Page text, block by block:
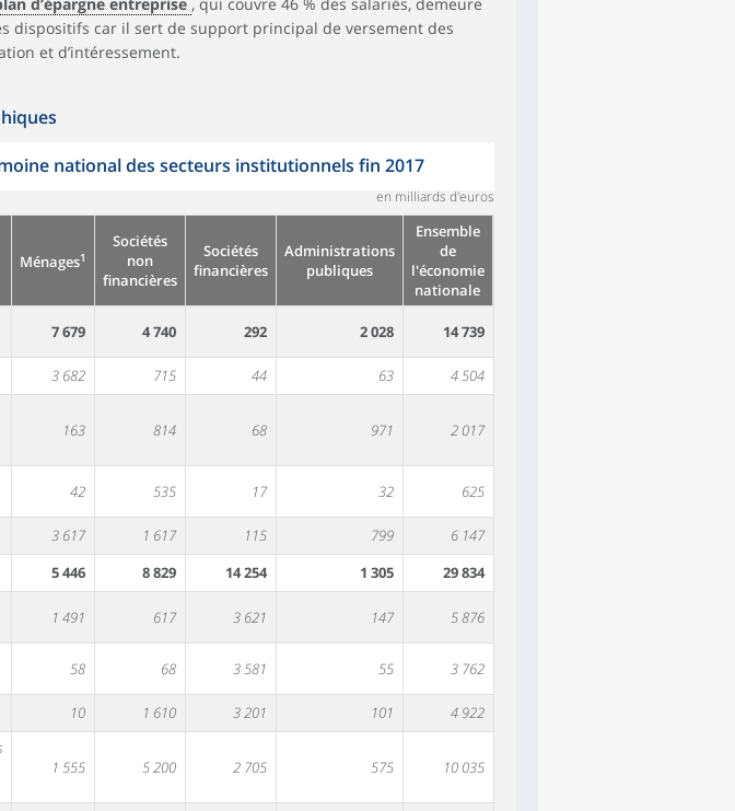
dispositifs car il sert de support principal de versement des
et d’intéressement.
national des secteurs institutionnels fin 2017
en milliards d'euros
Ménages1
Sociétés
non
financières
Sociétés
financières
Administrations
publiques
Ensemble
de
l'économie
nationale
7 679 4 740 292 2 028 14 739
3 682 715 44 63
4 504
163 814 68 971 2 017
42 535 17 32 625
3 617 1 617 115 799
6 147
5 446 8 829 14 254 1 305
29 834
1 491 617 3 621 147 5 876
58 68 3 581 55 3 762
10 1 610 3 201 101
4 922
1 555 5 200 2 705 575 10 035